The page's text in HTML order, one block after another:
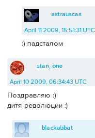
astrauscas
April 11 2009, 15:51:31 UTC
:) падсталом
stan_one
April 10 2009, 06:34:43 UTC
Поздравляю :)
дитя революции :)
blackabbat